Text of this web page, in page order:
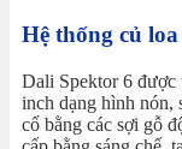
Hệ thống củ
Dali Spektor 6
inch dạng hình nón,
cố bằng các sợi gỗ